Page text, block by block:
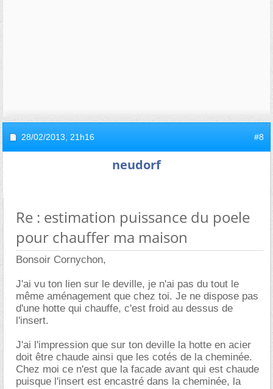
28/02/2013, 21h16 #8
neudorf
Re : estimation puissance du poele
pour chauffer ma maison
Bonsoir Cornychon,
J'ai vu ton lien sur le deville, je n'ai pas du tout le
même aménagement que chez toi. Je ne dispose pas
d'une hotte qui chauffe, c'est froid au dessus de
l'insert.
J'ai l'impression que sur ton deville la hotte en acier
doit être chaude ainsi que les cotés de la cheminée.
Chez moi ce n'est que la facade avant qui est chaude
puisque l'insert est encastré dans la cheminée, la